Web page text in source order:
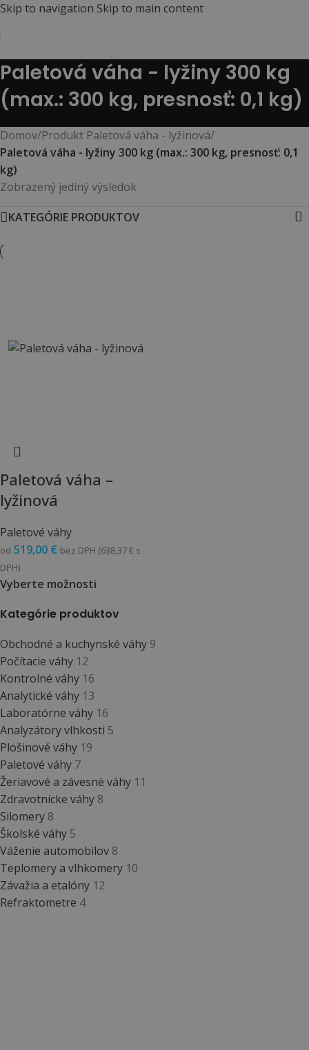
Skip to navigation Skip to main content
Paletová váha - lyžiny 300 kg
(max.: 300 kg, presnosť: 0,1 kg)
Kategórie produktov
Obchodné a kuchynské váhy 9
Počítacie váhy 12
Kontrolné váhy 16
Analytické váhy 13
Laboratórne váhy 16
Analyzátory vlhkosti 5
Plošinové váhy 19
Paletové váhy 7
Žeriavové a závesné váhy 11
Zdravotnícke váhy 8
Silomery 8
Školské váhy 5
Váženie automobilov 8
Teplomery a vlhkomery 10
Závažia a etalóny 12
Refraktometre 4
Domov/Produkt Paletová váha - lyžinová/
Paletová váha - lyžiny 300 kg (max.: 300 kg, presnosť: 0,1
kg)
Zobrazený jediný výsledok
KATEGÓRIE PRODUKTOV
Paletová váha –
lyžinová
Paletové váhy
od 519,00 € bez DPH (638,37€ s
DPH)
Vyberte možnosti